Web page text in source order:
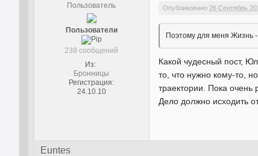
Пользователь
Пользователи
238 сообщений
Из:
Бронницы
Регистрация:
24.10.10
Опубликовано 26 Сентябрь
Поэтому для меня Жизнь
Какой чудесный пост,
то, что нужно кому-то,
траектории. Пока
Дело должно исходить
Euntes